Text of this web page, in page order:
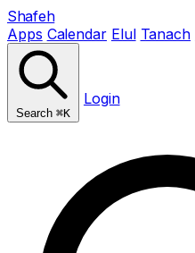
Shafeh
Apps Calendar Elul Tanach
Search ⌘K
Login